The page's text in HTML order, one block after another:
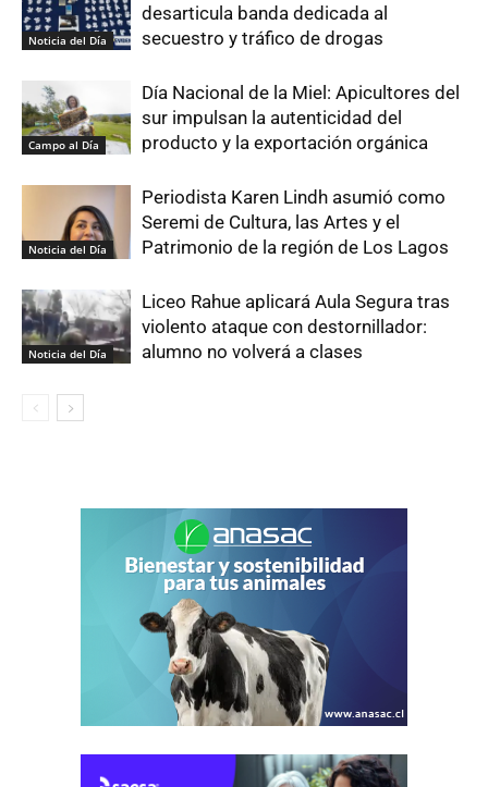
Noticia del Día
desarticula banda dedicada al
secuestro y tráfico de drogas
Campo al Día
Día Nacional de la Miel: Apicultores del
sur impulsan la autenticidad del
producto y la exportación orgánica
Noticia del Día
Periodista Karen Lindh asumió como
Seremi de Cultura, las Artes y el
Patrimonio de la región de Los Lagos
Noticia del Día
Liceo Rahue aplicará Aula Segura tras
violento ataque con destornillador:
alumno no volverá a clases